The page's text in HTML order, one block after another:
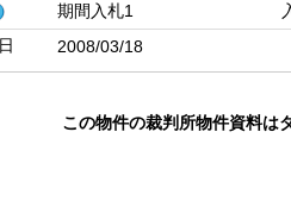
期間入札1
2008/03/18
この物件の裁判所物件資料は